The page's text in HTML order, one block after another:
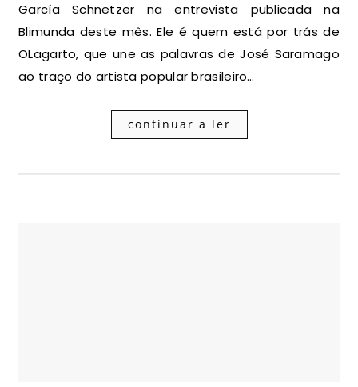
García Schnetzer na entrevista publicada na
Blimunda deste mês. Ele é quem está por trás de
OLagarto, que une as palavras de José Saramago
ao traço do artista popular brasileiro…
continuar a ler